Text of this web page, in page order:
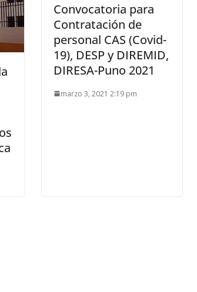
Convocatoria para
Contratación de
personal CAS (Covid-
19), DESP y DIREMID,
DIRESA-Puno 2021
marzo 3, 2021 2:19 pm